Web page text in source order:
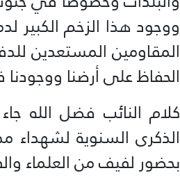
ووجود هذا الزخم الكبير
المقاومين المستعدين
الحفاظ على أرضنا
كلام النائب فضل الله
الذكرى السنوية لشهداء
بحضور لفيف من العلماء